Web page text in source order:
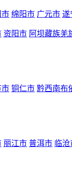
市 绵阳市 广元市 遂
资阳市 阿坝藏族羌
市 铜仁市 黔西南布
丽江市 普洱市 临